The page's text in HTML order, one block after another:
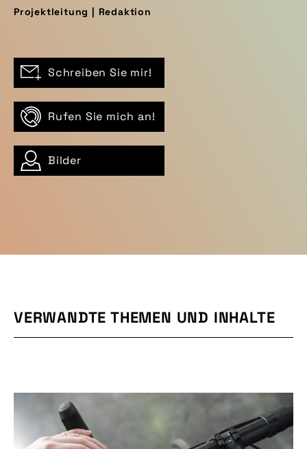
Projektleitung | Redaktion
Schreiben Sie mir!
Rufen Sie mich an!
Bilder
VERWANDTE THEMEN UND INHALTE